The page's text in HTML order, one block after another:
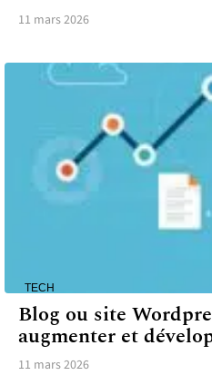
11 mars 2026
TECH
Blog ou site
augmenter et
11 mars 2026